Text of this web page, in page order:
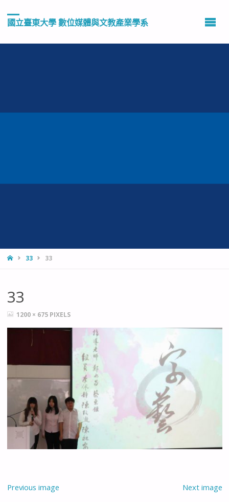
國立臺東大學 數位媒體與文教產業學系
HOME
33 33
33
FULL1200 × 675 PIXELS
Previous image Next image